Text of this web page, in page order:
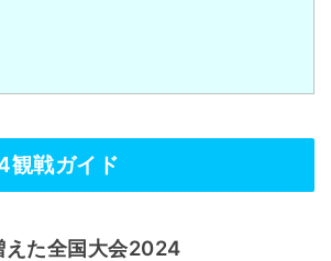
観戦ガイド
えた全国大会2024